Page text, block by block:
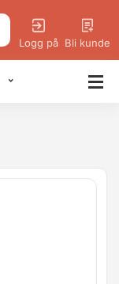
Logg på Bli kunde